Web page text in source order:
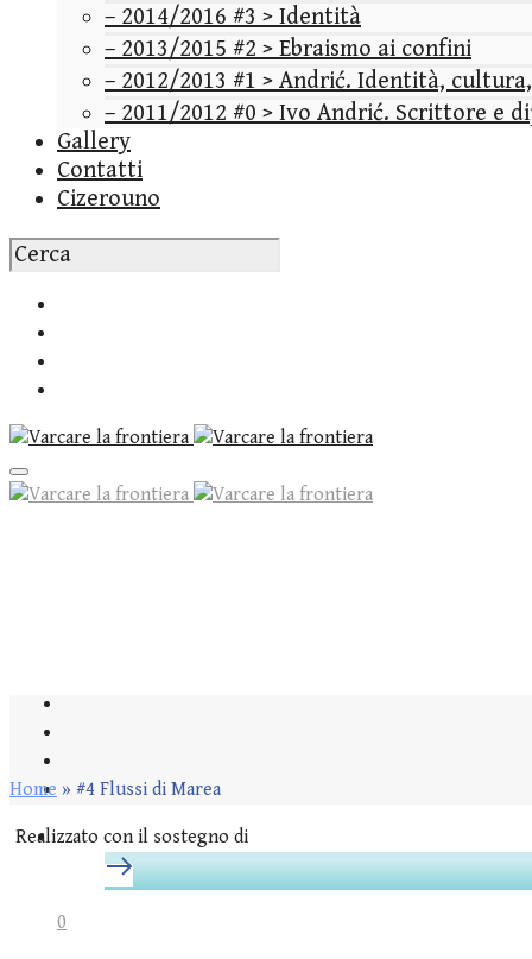
– 2014/2016 #3 > Identità
– 2013/2015 #2 > Ebraismo ai confini
– 2012/2013 #1 > Andrić. Identità,
– 2011/2012 #0 > Ivo Andrić. Scrittore e
Gallery
Contatti
Cizerouno
Realizzato con il sostegno di
Home » #4 Flussi di Marea
0